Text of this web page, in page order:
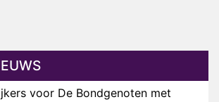
voor De Bondgenoten met